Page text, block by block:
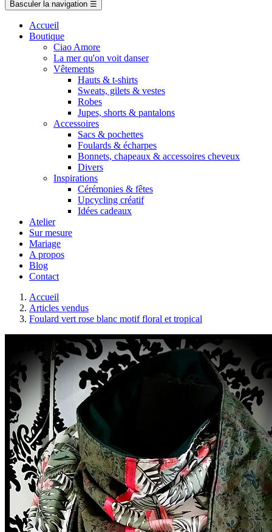
Basculer la navigation ☰
Accueil
Boutique
Ciao Amore
La mer qu'on voit danser
Vêtements
Hauts & t-shirts
Sweats, gilets & vestes
Robes
Jupes, shorts & pantalons
Accessoires
Sacs & pochettes
Foulards & écharpes
Bonnets, chapeaux & accessoires cheveux
Divers
Inspirations
Cérémonies & fêtes
Upcycling créatif
Idées cadeaux
Atelier
Sur mesure
Mariage
A propos
Blog
Contact
Accueil
Articles vendus
Foulard vert rose blanc motif floral et tropical